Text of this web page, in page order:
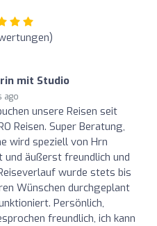
mit Studio
ago
unsere Reisen seit
Reisen. Super Beratung,
wird speziell von Hrn
äußerst freundlich und
wurde stets bis
Wünschen durchgeplant
Persönlich,
freundlich, ich kann